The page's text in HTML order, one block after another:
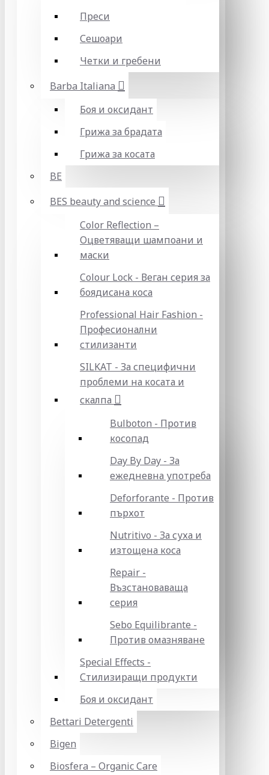
Преси
Сешоари
Четки и гребени
Barba Italiana
Боя и оксидант
Грижа за брадата
Грижа за косата
BE
BES beauty and science
Color Reflection –
Оцветяващи шампоани и
маски
Colour Lock - Веган серия за
боядисана коса
Professional Hair Fashion -
Професионални
стилизанти
SILKAT - За специфични
проблеми на косата и
скалпа
Bulboton - Против
косопад
Day By Day - За
ежедневна употреба
Deforforante - Против
пърхот
Nutritivo - За суха и
изтощена коса
Repair -
Възстановаваща
серия
Sebo Equilibrante -
Против омазняване
Special Effects -
Стилизиращи продукти
Боя и оксидант
Bettari Detergenti
Bigen
Biosfera – Organic Care